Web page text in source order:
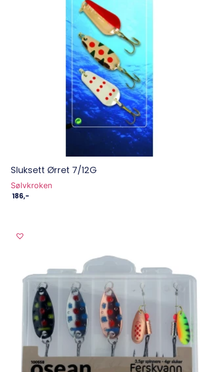
Sluksett Ørret 7/12G
Sølvkroken
186,-